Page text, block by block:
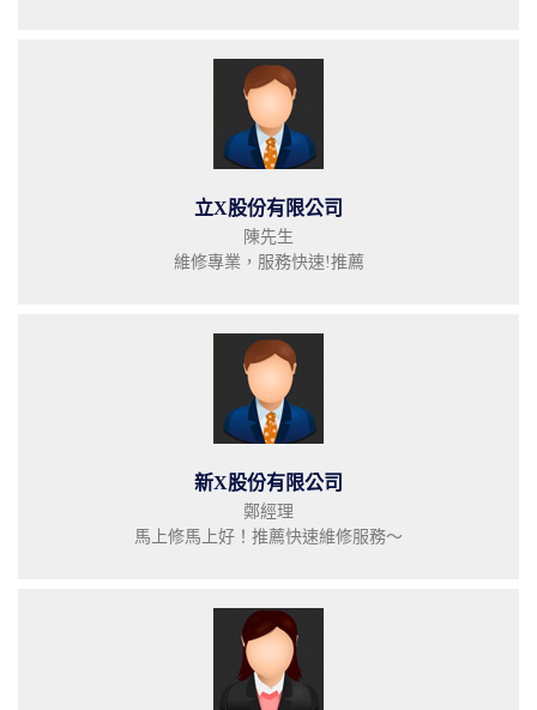
立X股份有限公司
陳先生
維修專業，服務快速!推薦
新X股份有限公司
鄭經理
馬上修馬上好！推薦快速維修服務～